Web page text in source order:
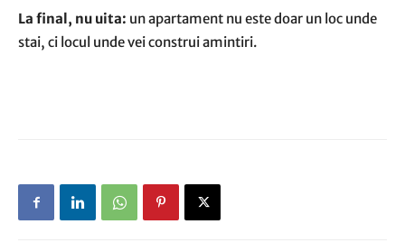
La final, nu uita: un apartament nu este doar un loc unde
stai, ci locul unde vei construi amintiri.